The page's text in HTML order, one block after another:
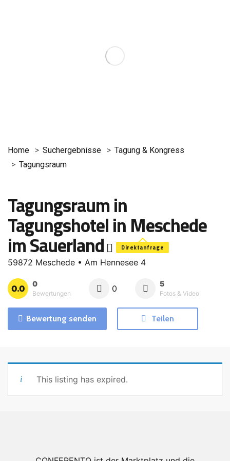
Home Suchergebnisse
Tagung & Kongress
Tagungsraum
Tagungsraum in
Tagungshotel in Meschede
im Sauerland Direktanfrage
59872 Meschede • Am Hennesee 4
0.0 0
Bewertungen 0 5
Fotos & Video
Bewertung senden Teilen
This listing has expired.